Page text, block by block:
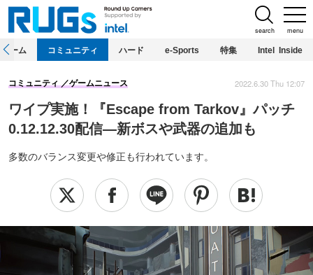
menu
search
ホーム コミュニティ ハード e-Sports 特集 Intel Inside
ワイプ実施！『Escape from Tarkov』パッチ
0.12.12.30配信―新ボスや武器の追加も
多数のバランス変更や修正も行われています。
コミュニティ ゲームニュース 2022.6.30 Thu 12:07